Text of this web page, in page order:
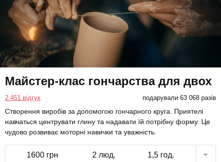
Майстер-клас гончарства для двох
2 451 відгук подарували 63 068 разів
Створення виробів за допомогою гончарного круга. Приятелі
навчаться центрувати глину та надавати їй потрібну форму. Це
чудово розвиває моторні навички та уважність.
1600 грн 2 люд. 1,5 год.